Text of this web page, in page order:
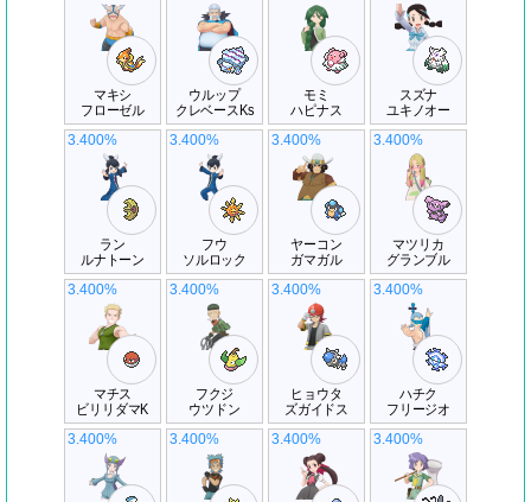
マキシ
フローゼル
ウルップ
クレベースKs
モミ
ハピナス
スズナ
ユキノオー
ラン
ルナトーン
3.400%
フウ
ソルロック
3.400%
ヤーコン
ガマガル
3.400%
マツリカ
グランブル
3.400%
マチス
ビリリダマK
3.400%
フクジ
ウツドン
3.400%
ヒョウタ
ズガイドス
3.400%
ハチク
フリージオ
3.400%
3.400% 3.400% 3.400% 3.400%